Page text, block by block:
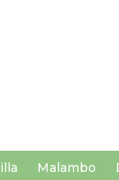
Malambo